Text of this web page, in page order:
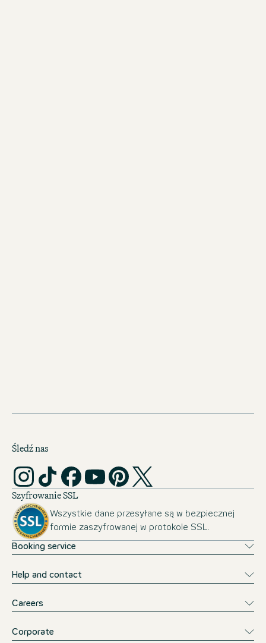
Śledź nas
Szyfrowanie SSL
Wszystkie dane przesyłane są w bezpiecznej
formie zaszyfrowanej w protokole SSL.
Booking service
Help and contact
Careers
Corporate